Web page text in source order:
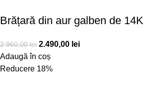
Brățară din aur galben de 14K
2.960,00lei 2.490,00 lei
Adaugă în coș
Reducere 18%